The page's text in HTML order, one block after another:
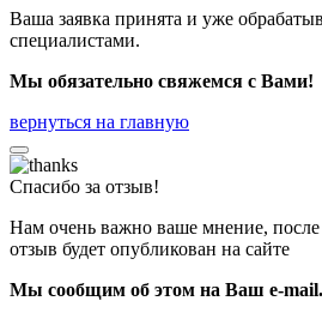
Ваша заявка принята и уже
специалистами.
Мы обязательно свяжемся с Вами!
вернуться на главную
Спасибо за отзыв!
Нам очень важно ваше мнение,
отзыв будет опубликован на сайте
Мы сообщим об этом на Ваш e-mail.